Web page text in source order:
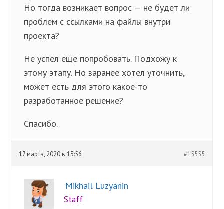
Но тогда возникает вопрос — не будет ли
проблем с ссылками на файлы внутри
проекта?
Не успел еще попробовать. Подхожу к
этому этапу. Но заранее хотел уточнить,
может есть для этого какое-то
разработанное решение?
Спасибо.
17 марта, 2020 в 13:56 #15555
Mikhail Luzyanin
Staff